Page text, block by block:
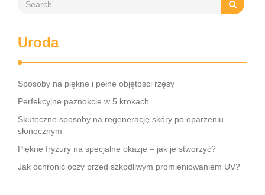
Uroda
Sposoby na piękne i pełne objętości rzęsy
Perfekcyjne paznokcie w 5 krokach
Skuteczne sposoby na regenerację skóry po oparzeniu
słonecznym
Piękne fryzury na specjalne okazje – jak je stworzyć?
Jak ochronić oczy przed szkodliwym promieniowaniem UV?